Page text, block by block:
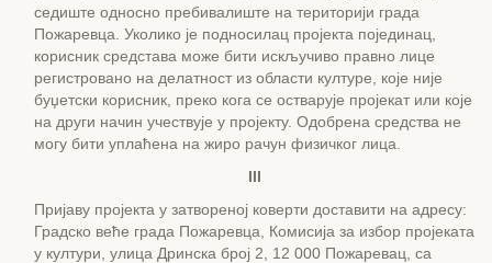
седиште односно пребивалиште на територији града
Пожаревца. Уколико је подносилац пројекта појединац,
корисник средстава може бити искључиво правно лице
регистровано на делатност из области културе, које није
буџетски корисник, преко кога се остварује пројекат или које
на други начин учествује у пројекту. Одобрена средства не
могу бити уплаћена на жиро рачун физичког лица.
III
Пријаву пројекта у затвореној коверти доставити на адресу:
Градско веће града Пожаревца, Комисија за избор пројеката
у култури, улица Дринска број 2, 12 000 Пожаревац, са